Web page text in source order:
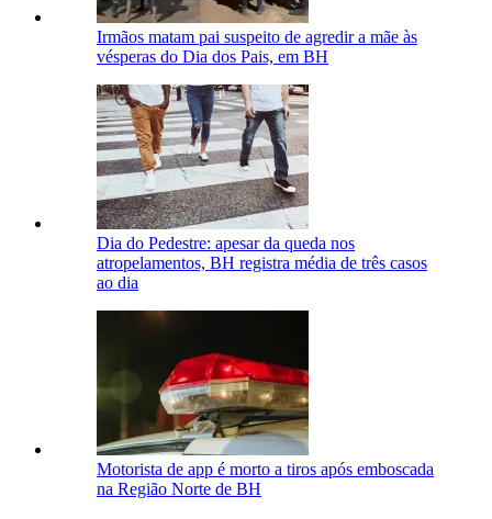
Irmãos matam pai suspeito de agredir a mãe às
vésperas do Dia dos Pais, em BH
Dia do Pedestre: apesar da queda nos
atropelamentos, BH registra média de três casos
ao dia
Motorista de app é morto a tiros após emboscada
na Região Norte de BH